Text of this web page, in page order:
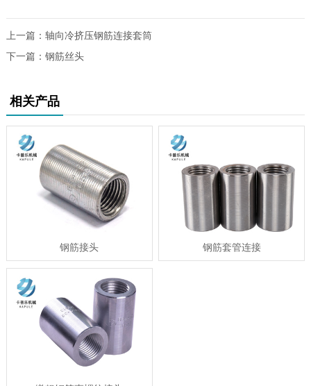
上一篇： 轴向冷挤压钢筋连接套筒
下一篇： 钢筋丝头
相关产品
钢筋接头 钢筋套管连接